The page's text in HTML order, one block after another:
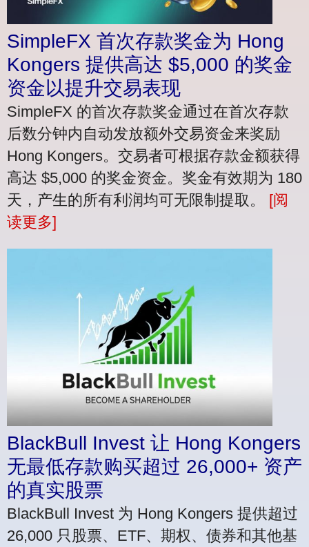
SimpleFX 首次存款奖金为 Hong
Kongers 提供高达 $5,000 的奖金
资金以提升交易表现
SimpleFX 的首次存款奖金通过在首次存款
后数分钟内自动发放额外交易资金来奖励
Hong Kongers。交易者可根据存款金额获得
高达 $5,000 的奖金资金。奖金有效期为 180
天，产生的所有利润均可无限制提取。 [阅
读更多]
BlackBull Invest 让 Hong Kongers
无最低存款购买超过 26,000+ 资产
的真实股票
BlackBull Invest 为 Hong Kongers 提供超过
26,000 只股票、ETF、期权、债券和其他基